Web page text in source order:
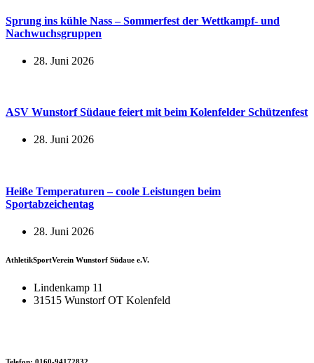
Sprung ins kühle Nass – Sommerfest der Wettkampf- und
Nachwuchsgruppen
28. Juni 2026
ASV Wunstorf Südaue feiert mit beim Kolenfelder Schützenfest
28. Juni 2026
Heiße Temperaturen – coole Leistungen beim
Sportabzeichentag
28. Juni 2026
AthletikSportVerein Wunstorf Südaue e.V.
Lindenkamp 11
31515 Wunstorf OT Kolenfeld